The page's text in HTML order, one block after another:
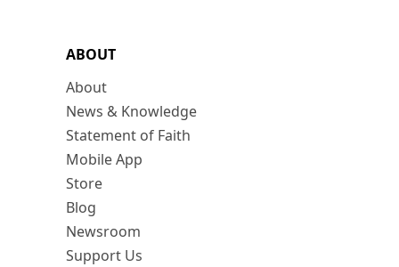
ABOUT
About
News & Knowledge
Statement of Faith
Mobile App
Store
Blog
Newsroom
Support Us